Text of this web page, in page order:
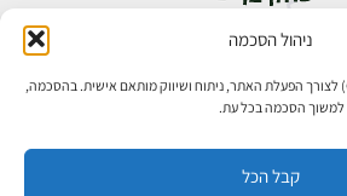
ניהול הסכמה
אנו משתמשים בעוגיות (Cookies) לצורך הפעלת האתר, ניתוח ושיווק מותאם אישית. בהסכמה,
למשוך הסכמה בכל עת.
קבל הכל
ירושלים